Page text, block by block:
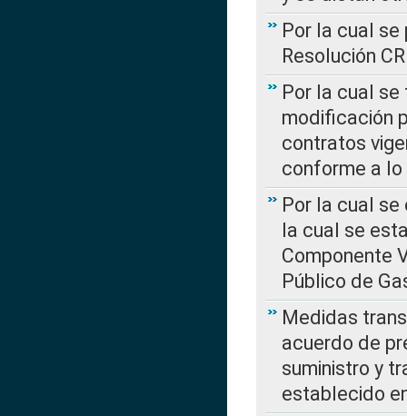
Por la cual
Resolución
Por la cual
modificación
contratos
conforme a lo
Por la cual se
la cual se
Componente
Público de
Medidas
acuerdo de
suministro y
establecido